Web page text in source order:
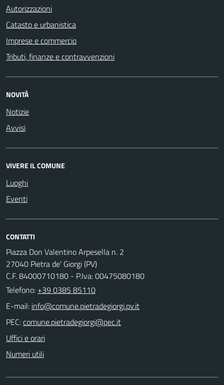
Autorizzazioni
Catasto e urbanistica
Imprese e commercio
Tributi, finanze e contravvenzioni
NOVITÀ
Notizie
Avvisi
VIVERE IL COMUNE
Luoghi
Eventi
CONTATTI
Piazza Don Valentino Arpesella n. 2
27040 Pietra de' Giorgi (PV)
C.F. 84000710180 - P.Iva: 00475080180
Telefono: +39 0385 85110
E-mail:
PEC:
Uffici e orari
Numeri utili